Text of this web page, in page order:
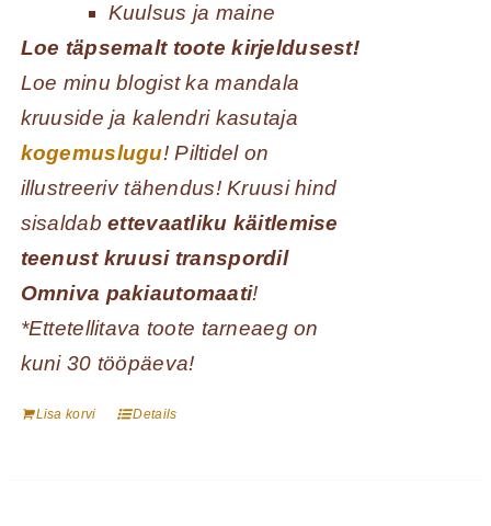
Kuulsus ja maine
Loe täpsemalt toote kirjeldusest!
Loe minu blogist ka mandala
kruuside ja kalendri kasutaja
kogemuslugu! Piltidel on
illustreeriv tähendus! Kruusi hind
sisaldab ettevaatliku käitlemise
teenust kruusi transpordil
Omniva pakiautomaati!
*Ettetellitava toote tarneaeg on
kuni 30 tööpäeva!
Lisa korvi Details